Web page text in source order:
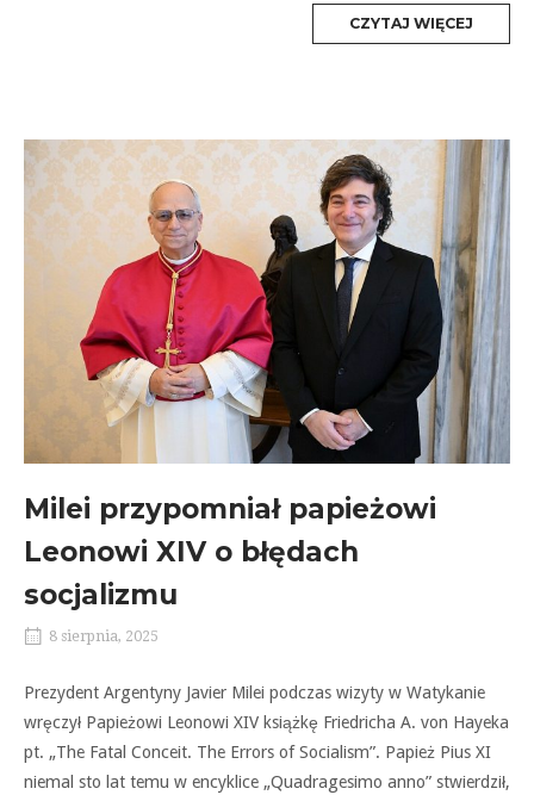
CZYTAJ WIĘCEJ
Milei przypomniał papieżowi
Leonowi XIV o błędach
socjalizmu
8 sierpnia, 2025
Prezydent Argentyny Javier Milei podczas wizyty w Watykanie
wręczył Papieżowi Leonowi XIV książkę Friedricha A. von Hayeka
pt. „The Fatal Conceit. The Errors of Socialism”. Papież Pius XI
niemal sto lat temu w encyklice „Quadragesimo anno” stwierdził,